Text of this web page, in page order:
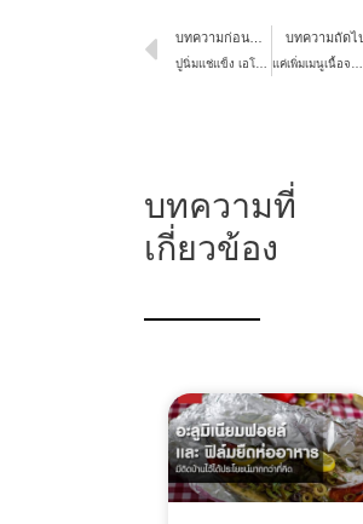
บทความก่อนหน้า
ปูนิ่มแช่แข็ง เอโร่ ช่วยลดต้นทุนเพิ่มกำไร ให้ร้านอาหารได้อย่างไรบ้าง
บทความถัดไป
แค่เพิ่มเมนูเนื้อจระเข้ ยอดขายร้านอาหารก็เพิ่มขึ้นได้
บทความที่
เกี่ยวข้อง